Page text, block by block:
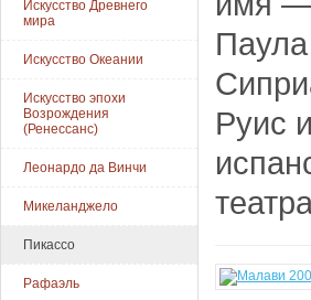
Искусство Древнего
мира
Искусство Океании
Искусство эпохи
Возрождения
(Ренессанс)
Леонардо да Винчи
Микеланджело
Пикассо
Рафаэль
Руис